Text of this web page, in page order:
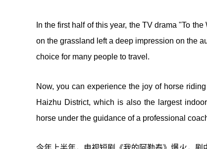
In the first half of this year, the TV drama "To
on the grassland left a deep impression on the
choice for many people to travel.
Now, you can experience the joy of horse
Haizhu District, which is also the largest
horse under the guidance of a professional